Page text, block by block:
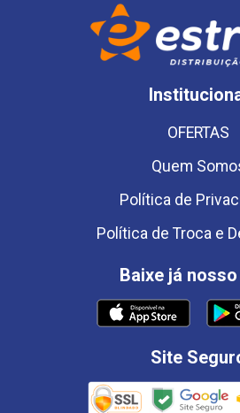
OFERTAS
Quem
Política de
Política de Troca e
Baixe já
Site